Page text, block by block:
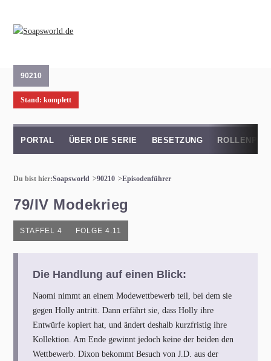
90210
Stand: komplett
PORTAL ÜBER DIE SERIE BESETZUNG
Du bist hier:Soapsworld 90210 Episodenführer
79/IV Modekrieg
STAFFEL 4 FOLGE 4.11
Die Handlung auf einen Blick:
Naomi nimmt an einem Modewettbewerb teil, bei dem sie
gegen Holly antritt. Dann erfährt sie, dass Holly ihre
Entwürfe kopiert hat, und ändert deshalb kurzfristig ihre
Kollektion. Am Ende gewinnt jedoch keine der beiden den
Wettbewerb. Dixon bekommt Besuch von J.D. aus der